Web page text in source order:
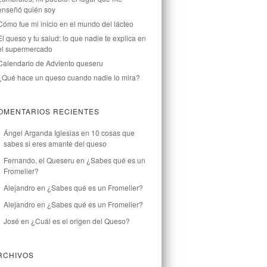
quién soy
fue mi inicio en el mundo del lácteo
queso y tu salud: lo que nadie te explica en
supermercado
de Adviento queseru
hace un queso cuando nadie lo mira?
RECIENTES
Ángel Arganda Iglesiasen 10 cosas que
sabes si eres amante del queso
Fernando, el Queseru en ¿Sabes qué es un
Fromelier?
Alejandro en ¿Sabes qué es un Fromelier?
Alejandro en ¿Sabes qué es un Fromelier?
José en ¿Cuál es el origen del Queso?